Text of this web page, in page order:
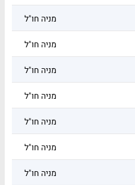
מניה חו"ל
מניה חו"ל
מניה חו"ל
מניה חו"ל
מניה חו"ל
מניה חו"ל
מניה חו"ל